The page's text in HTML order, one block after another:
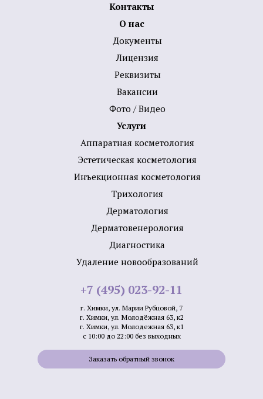
Контакты
О нас
Документы
Лицензия
Реквизиты
Вакансии
Фото / Видео
Услуги
Аппаратная косметология
Эстетическая косметология
Инъекционная косметология
Трихология
Дермато­логия
Дерматовенерология
Диагностика
Удаление новообразований
+7 (495) 023-92-11
г. Химки, ул. Марии Рубцовой, 7
г. Химки, ул. Молодёжная 63, к2
г. Химки, ул. Молодежная 63, к1
с 10:00 до 22:00 без выходных
Заказать обратный звонок